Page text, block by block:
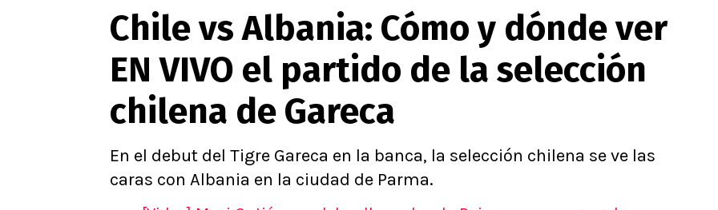
U de Chile
U Católica
Campeonato Nacional
Primera B
Segunda División
Copa Chile
Supercopa Chile
Campeonato Femenino
Alexis Sánchez
Carlos Palacios
Chilenos por el mundo
Fútbol Argentino
Fútbol Brasileño
Conference
Ligue 1
Premier
Serie A
Chile vs Albania: Cómo y dónde ver
EN VIVO el partido de la selección
chilena de Gareca
En el debut del Tigre Gareca en la banca, la selección chilena se ve las
caras con Albania en la ciudad de Parma.